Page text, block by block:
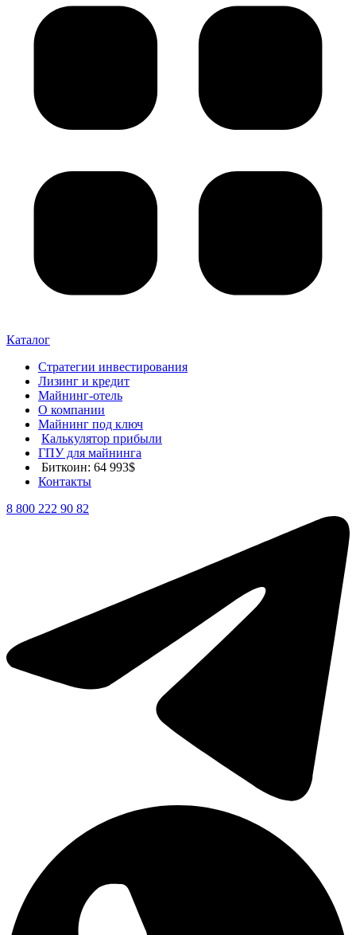
Каталог
Стратегии инвестирования
Лизинг и кредит
Майнинг-отель
О компании
Майнинг под ключ
Калькулятор прибыли
ГПУ для майнинга
Биткоин: 64 993$
Контакты
8 800 222 90 82